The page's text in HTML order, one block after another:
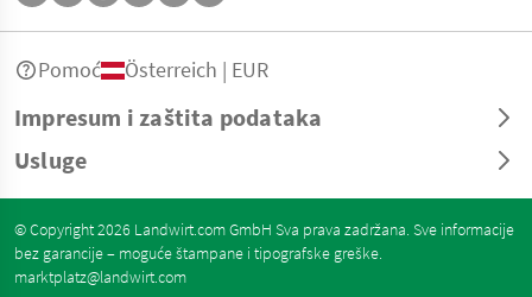
Impresum i zaštita podataka
Usluge
Pomoć Österreich | EUR
© Copyright 2026 Landwirt.com GmbH Sva prava zadržana. Sve informacije
bez garancije – moguće štampane i tipografske greške.
marktplatz@landwirt.com